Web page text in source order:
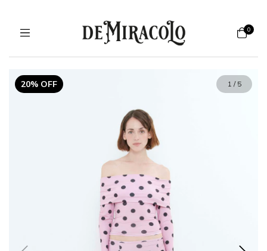
0
20% OFF 1 / 5